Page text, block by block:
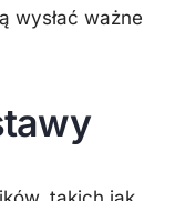
wysłać ważne